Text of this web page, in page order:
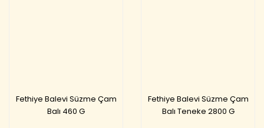
Fethiye Balevi Süzme Çam
Balı 460 G
Fethiye Balevi Süzme Çam
Balı Teneke 2800 G